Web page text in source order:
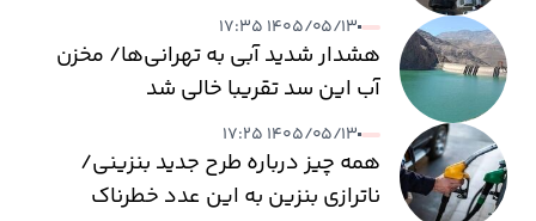
۱۴۰۵/۰۵/۱۳ ۱۷:۳۵
هشدار شدید آبی به تهرانی‌ها/ مخزن
آب این سد تقریبا خالی شد
۱۴۰۵/۰۵/۱۳ ۱۷:۲۵
همه چیز درباره طرح جدید بنزینی/
ناترازی بنزین به این عدد خطرناک